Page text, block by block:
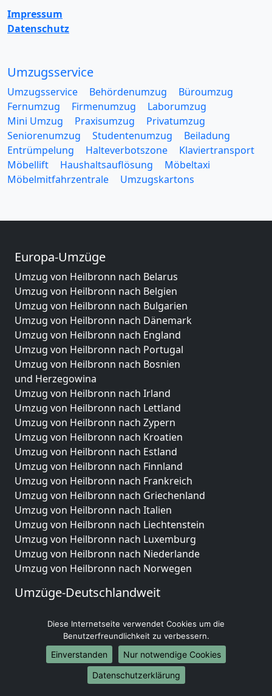
Impressum
Datenschutz
Umzugsservice
Umzugsservice Behördenumzug
Büroumzug
Fernumzug
Firmenumzug
Laborumzug
Mini Umzug
Praxisumzug
Privatumzug
Seniorenumzug
Studentenumzug
Beiladung
Entrümpelung
Halteverbotszone
Klaviertransport
Möbellift
Haushaltsauflösung
Möbeltaxi
Möbelmitfahrzentrale
Umzugskartons
Europa-Umzüge
Umzug von Heilbronn nach Belarus
Umzug von Heilbronn nach Belgien
Umzug von Heilbronn nach Bulgarien
Umzug von Heilbronn nach Dänemark
Umzug von Heilbronn nach England
Umzug von Heilbronn nach Portugal
Umzug von Heilbronn nach Bosnien
und Herzegowina
Umzug von Heilbronn nach Irland
Umzug von Heilbronn nach Lettland
Umzug von Heilbronn nach Zypern
Umzug von Heilbronn nach Kroatien
Umzug von Heilbronn nach Estland
Umzug von Heilbronn nach Finnland
Umzug von Heilbronn nach Frankreich
Umzug von Heilbronn nach Griechenland
Umzug von Heilbronn nach Italien
Umzug von Heilbronn nach Liechtenstein
Umzug von Heilbronn nach Luxemburg
Umzug von Heilbronn nach Niederlande
Umzug von Heilbronn nach Norwegen
Umzüge-Deutschlandweit
Umzug von Heilbronn nach Hamburg
Umzug von Heilbronn nach München
Umzug von Heilbronn nach Köln
Umzug von Heilbronn nach Frankfurt am Main
Umzug von Heilbronn nach Stuttgart
Diese Internetseite verwendet Cookies um die
Benutzerfreundlichkeit zu verbessern.
Einverstanden
Nur notwendige Cookies
Datenschutzerklärung